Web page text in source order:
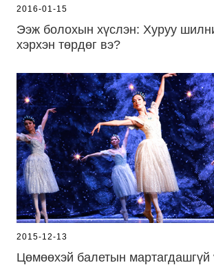
2016-01-15
Ээж болохын хүслэн: Хуруу
хэрхэн төрдөг вэ?
2015-12-13
Цөмөөхэй балетын